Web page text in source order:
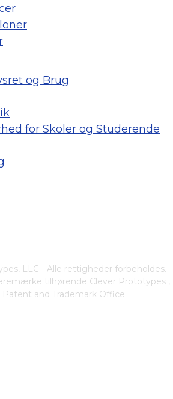
og Brug
for Skoler og Studerende
LLC - Alle rettigheder forbeholdes.
tilhørende Clever Prototypes ,
and Trademark Office